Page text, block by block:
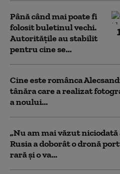
Până când mai poate fi
folosit buletinul vechi.
Autoritățile au stabilit
pentru cine se...
Cine este românca
tânăra care a realizat
a noului...
„Nu am mai văzut niciodată
Rusia a doborât o dronă
rară și o va...